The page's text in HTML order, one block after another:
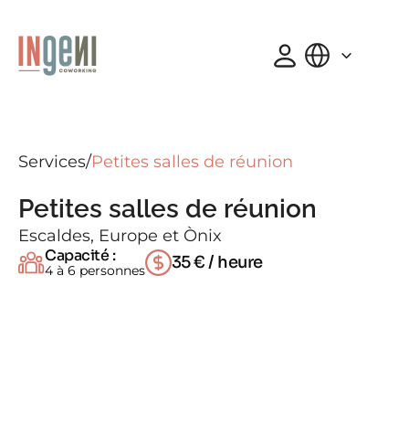
Select Language
Français
Services/
Escaldes, Europe et Ònix
Capacité :
4 à 6 personnes 35 € / heure